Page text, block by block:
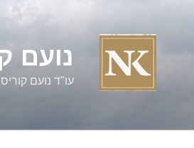
נועם
עו"ד נועם קוריס טל'